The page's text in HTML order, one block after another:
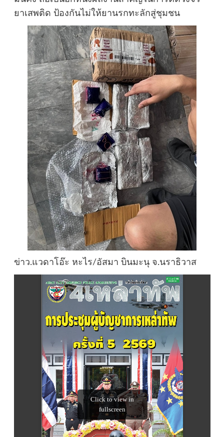
ยาเสพติด ป้องกันไม่ให้ยานรกทะลักสู่ชุมชน
ข่าว.แวดาโอ๊ะ หะไร/อัสมา บินมะนุ จ.นราธิวาส